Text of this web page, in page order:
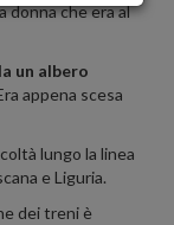
donna che era al
un albero
appena scesa
lungo la linea
e Liguria.
dei treni è